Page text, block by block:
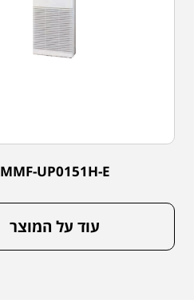
MMF-UP0151H-E
עוד על המוצר